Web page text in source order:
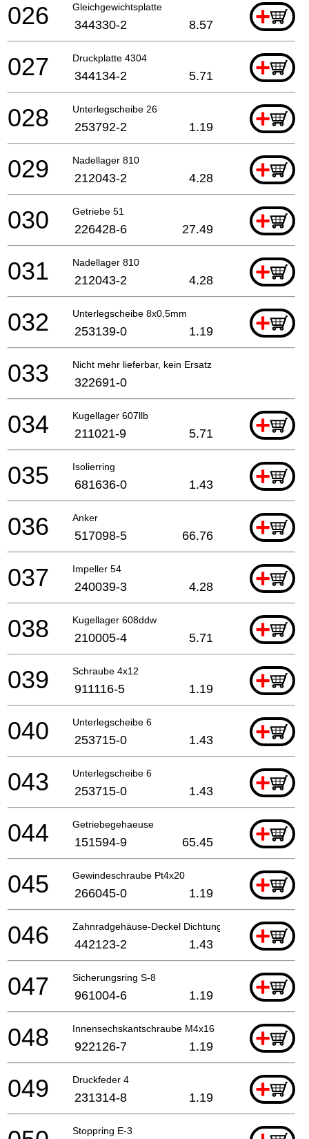
Gleichgewichtsplatte +
026 344330-2 8.57
Druckplatte 4304 +
027 344134-2 5.71
Unterlegscheibe 26 +
028 253792-2 1.19
Nadellager 810 +
029 212043-2 4.28
Getriebe 51 +
030 226428-6 27.49
Nadellager 810 +
031 212043-2 4.28
Unterlegscheibe 8x0,5mm +
032 253139-0 1.19
Nicht mehr lieferbar, kein Ersatz
033 322691-0
Kugellager 607llb +
034 211021-9 5.71
Isolierring +
035 681636-0 1.43
Anker +
036 517098-5 66.76
Impeller 54 +
037 240039-3 4.28
Kugellager 608ddw +
038 210005-4 5.71
Schraube 4x12 +
039 911116-5 1.19
Unterlegscheibe 6 +
040 253715-0 1.43
Unterlegscheibe 6 +
043 253715-0 1.43
Getriebegehaeuse +
044 151594-9 65.45
Gewindeschraube Pt4x20 +
045 266045-0 1.19
Zahnradgehäuse-Deckel Dichtung +
046 442123-2 1.43
Sicherungsring S-8 +
047 961004-6 1.19
Innensechskantschraube M4x16 +
048 922126-7 1.19
Druckfeder 4 +
049 231314-8 1.19
Stoppring E-3